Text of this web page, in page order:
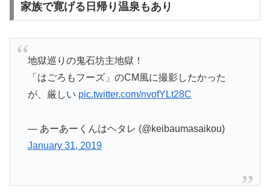
家族で寛げる日帰り温泉もあり
地獄巡りの鬼石坊主地獄！
「はごろもフーズ」のCM風に撮影したかった
が、厳しい pic.twitter.com/nvofYLt28C
— あーあーくんはヘタレ (@keibaumasaikou)
January 31, 2019